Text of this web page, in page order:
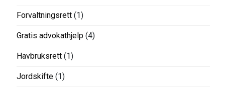
Forvaltningsrett (1)
Gratis advokathjelp (4)
Havbruksrett (1)
Jordskifte (1)